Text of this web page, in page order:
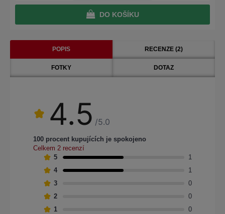
DO KOŠÍKU
POPIS RECENZE (2)
FOTKY DOTAZ
4.5 /5.0
100 procent kupujících je spokojeno
Celkem 2 recenzí
5
1
4
1
3
0
2
0
1
0